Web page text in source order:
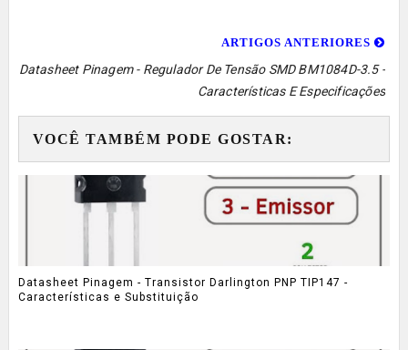
ARTIGOS ANTERIORES
Datasheet Pinagem - Regulador De Tensão SMD BM1084D-3.5 -
Características E Especificações
VOCÊ TAMBÉM PODE GOSTAR:
Datasheet Pinagem - Transistor Darlington PNP TIP147 -
Características e Substituição